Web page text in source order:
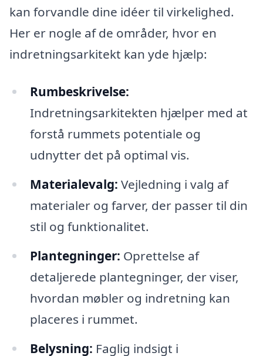
kan forvandle dine idéer til virkelighed.
Her er nogle af de områder, hvor en
indretningsarkitekt kan yde hjælp:
Rumbeskrivelse:
Indretningsarkitekten hjælper med at
forstå rummets potentiale og
udnytter det på optimal vis.
Materialevalg: Vejledning i valg af
materialer og farver, der passer til din
stil og funktionalitet.
Plantegninger: Oprettelse af
detaljerede plantegninger, der viser,
hvordan møbler og indretning kan
placeres i rummet.
Belysning: Faglig indsigt i